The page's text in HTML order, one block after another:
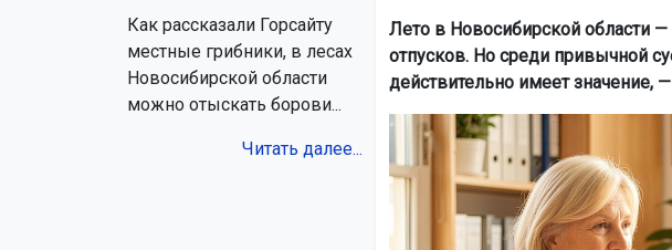
Как рассказали Горсайту
местные грибники, в лесах
Новосибирской области
можно отыскать борови...
Читать далее...
Лето в Новосибирской области
отпусков. Но среди привычной
действительно имеет значение,